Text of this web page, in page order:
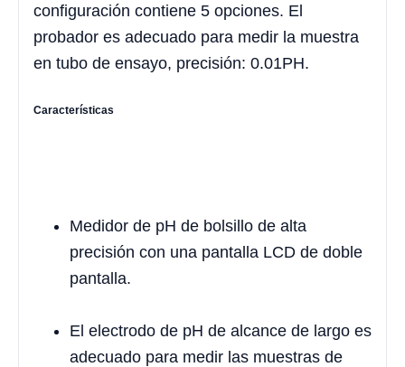
configuración contiene 5 opciones. El
probador es adecuado para medir la muestra
en tubo de ensayo, precisión: 0.01PH.
Características
Medidor de pH de bolsillo de alta
precisión con una pantalla LCD de doble
pantalla.
El electrodo de pH de alcance de largo es
adecuado para medir las muestras de